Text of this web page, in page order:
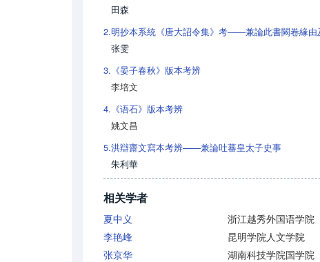
田森
2.
张雯
3. 《晏子春秋》版本考辨
李培文
4. 《语石》版本考辨
姚文昌
5.洪辯齋文寫本考辨——兼論吐蕃皇太子史事
朱利華
相关学者
夏中义
浙江越秀外国语学院
李艳峰
昆明学院人文学院
张京华
湖南科技学院国学院